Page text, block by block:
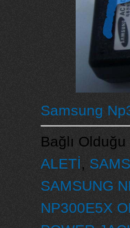
Samsung
Bağlı
ALETİ,
SAMSUNG
NP300E5X